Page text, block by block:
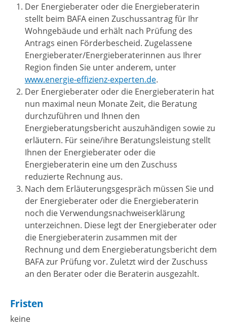
Der Energieberater oder die Energieberaterin
stellt beim BAFA einen Zuschussantrag für Ihr
Wohngebäude und erhält nach Prüfung des
Antrags einen Förderbescheid. Zugelassene
Energieberater/Energieberaterinnen aus Ihrer
Region finden Sie unter anderem, unter
www.energie-effizienz-experten.de.
Der Energieberater oder die Energieberaterin hat
nun maximal neun Monate Zeit, die Beratung
durchzuführen und Ihnen den
Energieberatungsbericht auszuhändigen sowie zu
erläutern. Für seine/ihre Beratungsleistung stellt
Ihnen der Energieberater oder die
Energieberaterin eine um den Zuschuss
reduzierte Rechnung aus.
Nach dem Erläuterungsgespräch müssen Sie und
der Energieberater oder die Energieberaterin
noch die Verwendungsnachweiserklärung
unterzeichnen. Diese legt der Energieberater oder
die Energieberaterin zusammen mit der
Rechnung und dem Energieberatungsbericht dem
BAFA zur Prüfung vor. Zuletzt wird der Zuschuss
an den Berater oder die Beraterin ausgezahlt.
Fristen
keine